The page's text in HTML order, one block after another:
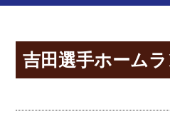
吉田選手ホームラ